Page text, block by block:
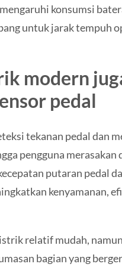
konsumsi
untuk jarak tempuh
modern
pedal
tekanan pedal dan
pengguna merasakan
putaran pedal
kenyamanan,
relatif mudah,
bagian yang